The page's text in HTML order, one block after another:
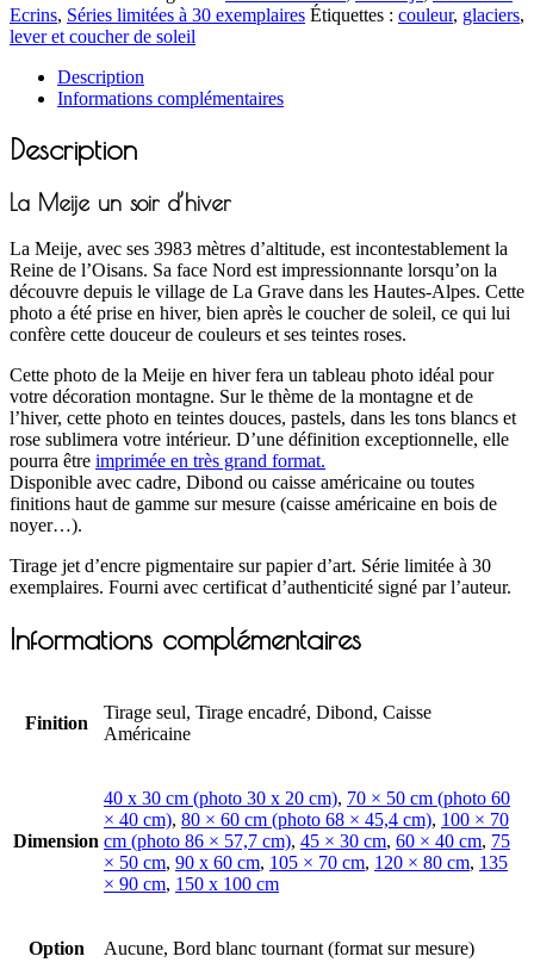
Ecrins, Séries limitées à 30 exemplaires Étiquettes : couleur, glaciers,
lever et coucher de soleil
Description
Informations complémentaires
Description
La Meije un soir d’hiver
La Meije, avec ses 3983 mètres d’altitude, est incontestablement la
Reine de l’Oisans. Sa face Nord est impressionnante lorsqu’on la
découvre depuis le village de La Grave dans les Hautes-Alpes. Cette
photo a été prise en hiver, bien après le coucher de soleil, ce qui lui
confère cette douceur de couleurs et ses teintes roses.
Cette photo de la Meije en hiver fera un tableau photo idéal pour
votre décoration montagne. Sur le thème de la montagne et de
l’hiver, cette photo en teintes douces, pastels, dans les tons blancs et
rose sublimera votre intérieur. D’une définition exceptionnelle, elle
pourra être imprimée en très grand format.
Disponible avec cadre, Dibond ou caisse américaine ou toutes
finitions haut de gamme sur mesure (caisse américaine en bois de
noyer…).
Tirage jet d’encre pigmentaire sur papier d’art. Série limitée à 30
exemplaires. Fourni avec certificat d’authenticité signé par l’auteur.
Informations complémentaires
Finition
Tirage seul, Tirage encadré, Dibond, Caisse
Américaine
Dimension
40 x 30 cm (photo 30 x 20 cm), 70 × 50 cm (photo 60
× 40 cm), 80 × 60 cm (photo 68 × 45,4 cm), 100 × 70
cm (photo 86 × 57,7 cm), 45 × 30 cm, 60 × 40 cm, 75
× 50 cm, 90 x 60 cm, 105 × 70 cm, 120 × 80 cm, 135
× 90 cm, 150 x 100 cm
Option Aucune, Bord blanc tournant (format sur mesure)